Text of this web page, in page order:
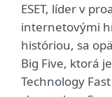
ESET, líder v
internetovými
históriou, sa
Big Five, ktorá
Technology